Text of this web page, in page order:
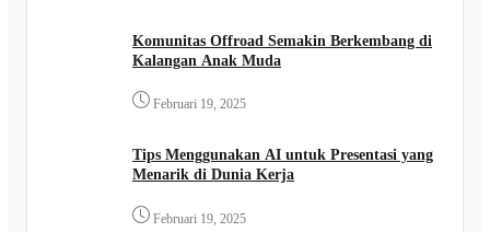
Komunitas Offroad Semakin Berkembang di
Kalangan Anak Muda
Februari 19, 2025
Tips Menggunakan AI untuk Presentasi yang
Menarik di Dunia Kerja
Februari 19, 2025